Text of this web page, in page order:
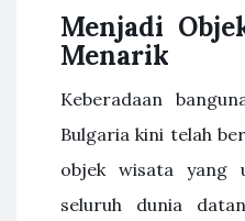
Menjadi
Menarik
Keberadaan
Bulgaria kini telah
objek wisata yang
seluruh dunia